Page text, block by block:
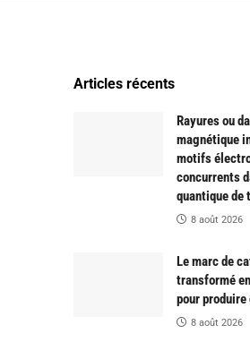
Articles récents
Rayures ou
magnétique
motifs
concurrents
quantique de
8 août 2026
Le marc de
transformé
pour
8 août 2026